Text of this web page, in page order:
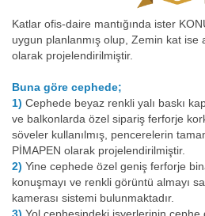
Katlar ofis-daire mantığında ister
uygun planlanmış olup, Zemin kat ise
olarak projelendirilmiştir.
Buna göre cephede;
1) Cephede beyaz renkli yalı baskı
ve balkonlarda özel sipariş ferforje
söveler kullanılmış, pencerelerin
PİMAPEN olarak projelendirilmiştir.
2) Yine cephede özel geniş ferforje
konuşmayı ve renkli görüntü almayı
kamerası sistemi bulunmaktadır.